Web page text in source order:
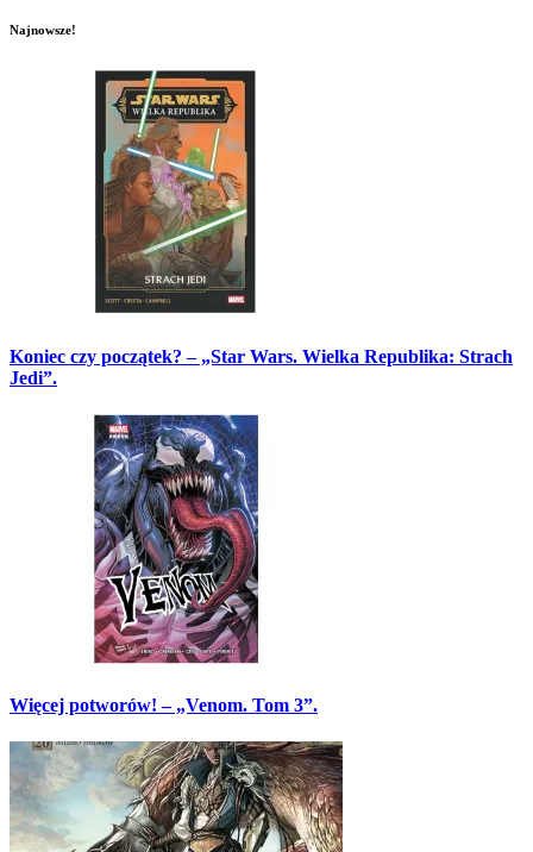
Najnowsze!
Koniec czy początek? – „Star Wars. Wielka Republika: Strach
Jedi”.
Więcej potworów! – „Venom. Tom 3”.